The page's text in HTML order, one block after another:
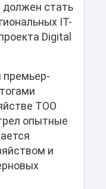
должен стать
IT-
Digital
премьер-
ТОО
опытные
и